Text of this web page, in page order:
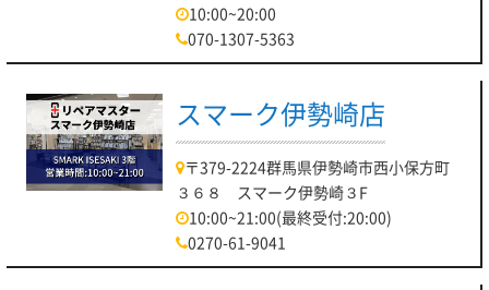
10:00~20:00
070-1307-5363
スマーク伊勢崎店
〒379-2224群馬県伊勢崎市西小保方町
３６８ スマーク伊勢崎３F
10:00~21:00(最終受付:20:00)
0270-61-9041